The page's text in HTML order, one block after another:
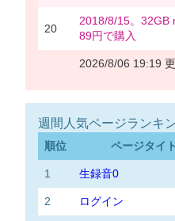
20
2018/8/15。32GB
89円で購入
2026/8/06 19:19
週間人気ページランキ
順位 ページタイ
1 生録音0
2 ログイン